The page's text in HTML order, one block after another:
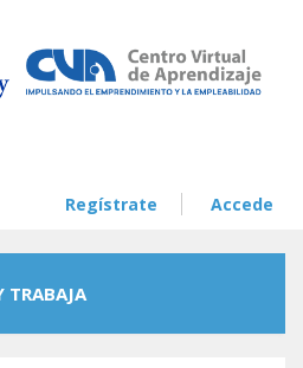
Regístrate Accede
TRABAJA